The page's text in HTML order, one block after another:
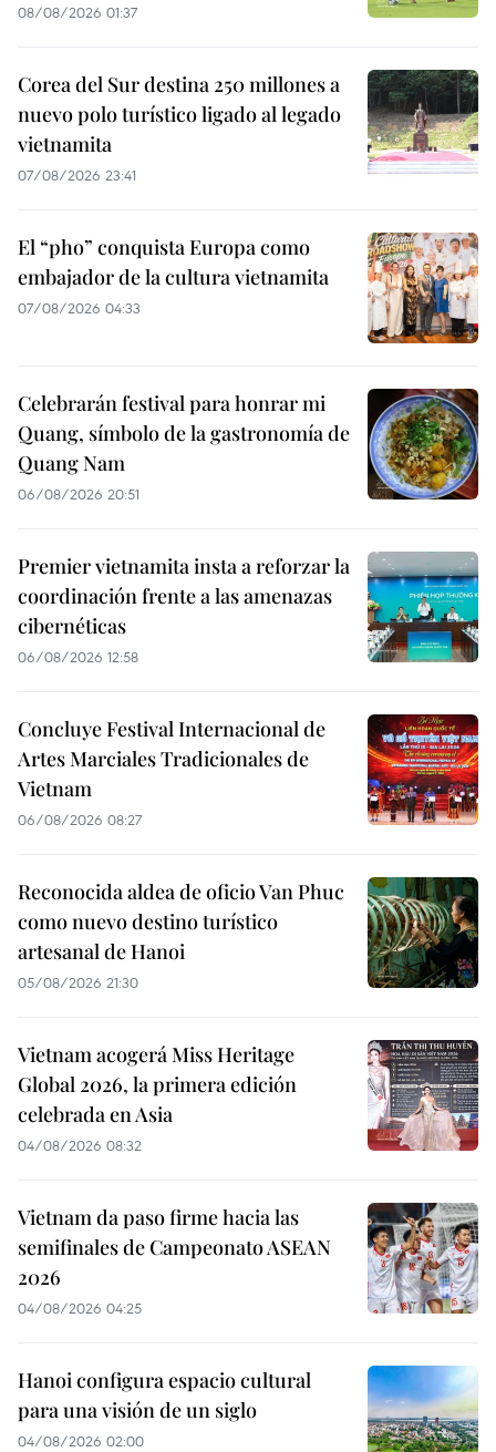
08/08/2026 01:37
Corea del Sur destina 250 millones a
nuevo polo turístico ligado al legado
vietnamita
07/08/2026 23:41
El “pho” conquista Europa como
embajador de la cultura vietnamita
07/08/2026 04:33
Celebrarán festival para honrar mi
Quang, símbolo de la gastronomía de
Quang Nam
06/08/2026 20:51
Premier vietnamita insta a reforzar la
coordinación frente a las amenazas
cibernéticas
06/08/2026 12:58
Concluye Festival Internacional de
Artes Marciales Tradicionales de
Vietnam
06/08/2026 08:27
Reconocida aldea de oficio Van Phuc
como nuevo destino turístico
artesanal de Hanoi
05/08/2026 21:30
Vietnam acogerá Miss Heritage
Global 2026, la primera edición
celebrada en Asia
04/08/2026 08:32
Vietnam da paso firme hacia las
semifinales de Campeonato ASEAN
2026
04/08/2026 04:25
Hanoi configura espacio cultural
para una visión de un siglo
04/08/2026 02:00